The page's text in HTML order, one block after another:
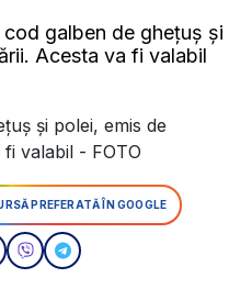
galben de ghețuș și
Acesta va fi valabil
și polei, emis de
valabil - FOTO
PREFERATĂ ÎN GOOGLE